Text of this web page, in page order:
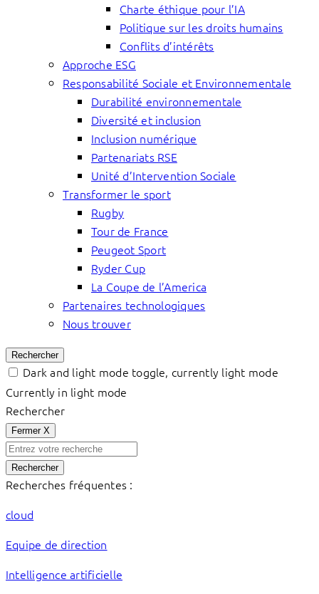
Charte éthique pour l’IA
Politique sur les droits humains
Conflits d’intérêts
Approche ESG
Responsabilité Sociale et Environnementale
Durabilité environnementale
Diversité et inclusion
Inclusion numérique
Partenariats RSE
Unité d’Intervention Sociale
Transformer le sport
Rugby
Tour de France
Peugeot Sport
Ryder Cup
La Coupe de l’America
Partenaires technologiques
Nous trouver
Rechercher
Dark and light mode toggle, currently light mode
Currently in light mode
Rechercher
Fermer X
Rechercher
Recherches fréquentes :
cloud
Equipe de direction
Intelligence artificielle